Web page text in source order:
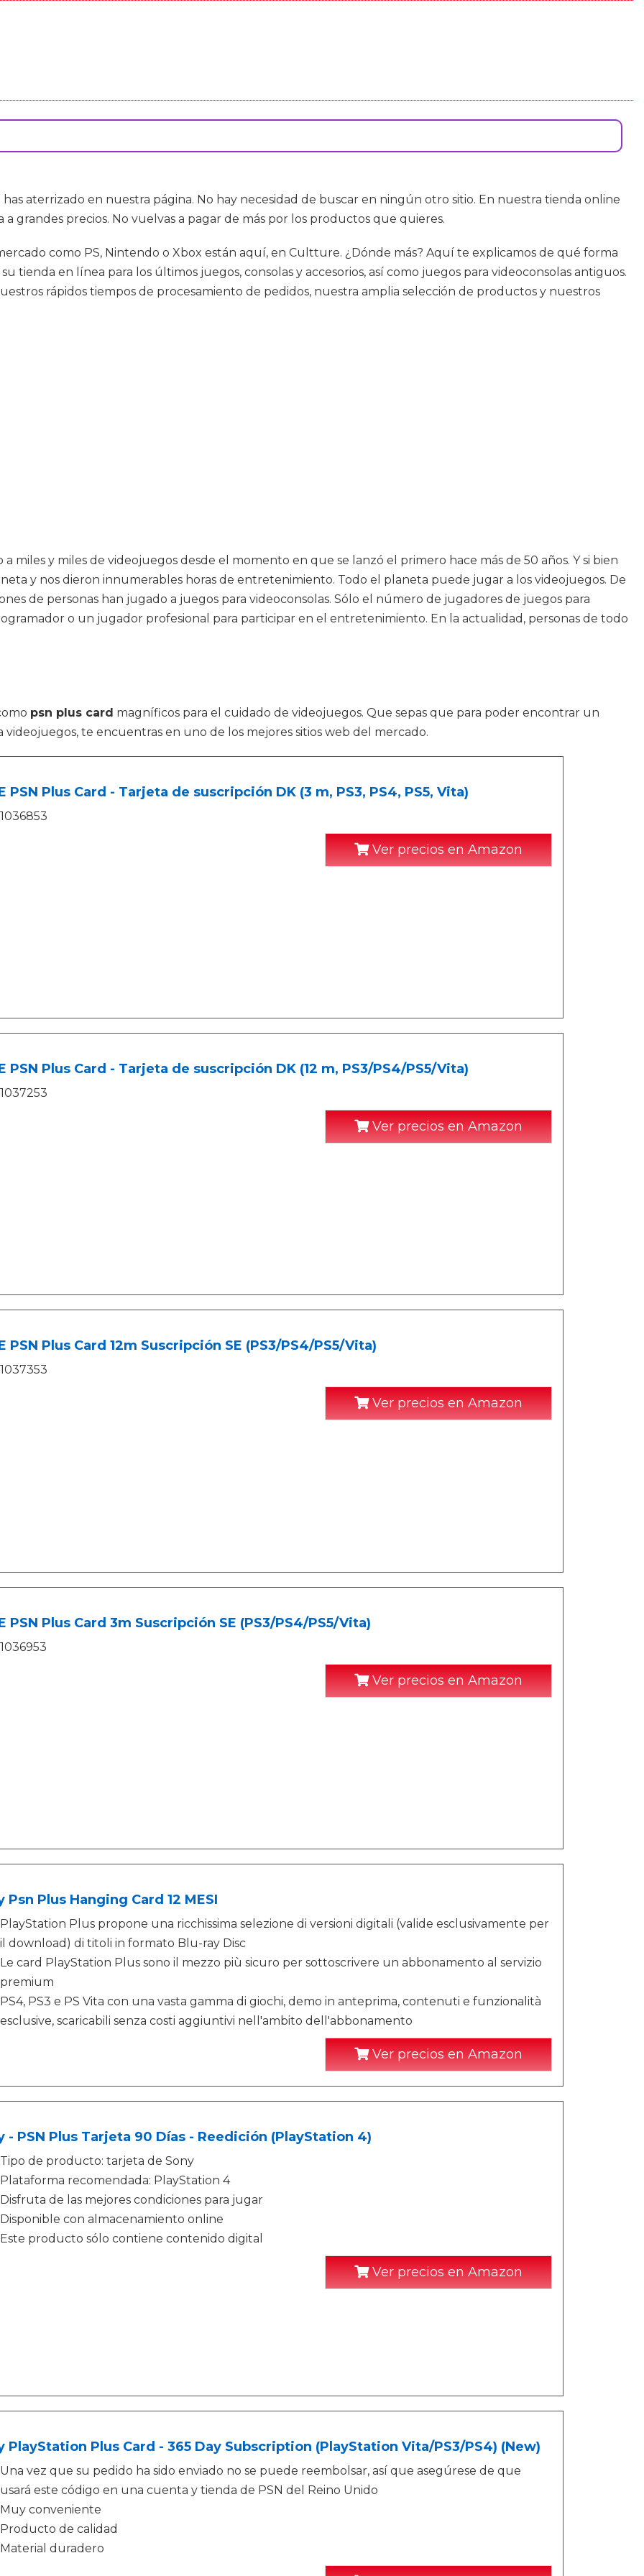
aterrizado en nuestra página. No hay necesidad de buscar en ningún otro sitio. En nuestra tienda online
a grandes precios. No vuelvas a pagar de más por los productos que quieres.
como PS, Nintendo o Xbox están aquí, en Cultture. ¿Dónde más? Aquí te explicamos de qué forma
tienda en línea para los últimos juegos, consolas y accesorios, así como juegos para videoconsolas antiguos.
rápidos tiempos de procesamiento de pedidos, nuestra amplia selección de productos y nuestros
miles y miles de videojuegos desde el momento en que se lanzó el primero hace más de 50 años. Y si bien
y nos dieron innumerables horas de entretenimiento. Todo el planeta puede jugar a los videojuegos. De
de personas han jugado a juegos para videoconsolas. Sólo el número de jugadores de juegos para
o un jugador profesional para participar en el entretenimiento. En la actualidad, personas de todo
psn plus card magníficos para el cuidado de videojuegos. Que sepas que para poder encontrar un
te encuentras en uno de los mejores sitios web del mercado.
PSN Plus Card - Tarjeta de suscripción DK (3 m, PS3, PS4, PS5, Vita)
1036853
Ver precios en Amazon
PSN Plus Card - Tarjeta de suscripción DK (12 m, PS3/PS4/PS5/Vita)
1037253
Ver precios en Amazon
PSN Plus Card 12m Suscripción SE (PS3/PS4/PS5/Vita)
1037353
Ver precios en Amazon
PSN Plus Card 3m Suscripción SE (PS3/PS4/PS5/Vita)
1036953
Ver precios en Amazon
Psn Plus Hanging Card 12 MESI
PlayStation Plus propone una ricchissima selezione di versioni digitali (valide esclusivamente per
il download) di titoli in formato Blu-ray Disc
Le card PlayStation Plus sono il mezzo più sicuro per sottoscrivere un abbonamento al servizio
premium
PS4, PS3 e PS Vita con una vasta gamma di giochi, demo in anteprima, contenuti e funzionalità
esclusive, scaricabili senza costi aggiuntivi nell'ambito dell'abbonamento
Ver precios en Amazon
- PSN Plus Tarjeta 90 Días - Reedición (PlayStation 4)
Tipo de producto: tarjeta de Sony
Plataforma recomendada: PlayStation 4
Disfruta de las mejores condiciones para jugar
Disponible con almacenamiento online
Este producto sólo contiene contenido digital
Ver precios en Amazon
PlayStation Plus Card - 365 Day Subscription (PlayStation Vita/PS3/PS4) (New)
Una vez que su pedido ha sido enviado no se puede reembolsar, así que asegúrese de que
usará este código en una cuenta y tienda de PSN del Reino Unido
Muy conveniente
Producto de calidad
Material duradero